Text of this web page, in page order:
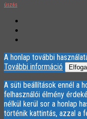
úszás
A honlap további
További információ
A süti beállítások ennél a
felhasználói élmény
nélkül kerül sor a honlap
történik kattintás, azzal a